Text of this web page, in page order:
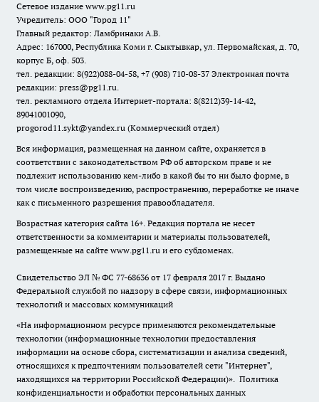
Сетевое издание www.pg11.ru
Учредитель: ООО "Город 11"
Главный редактор: Ламбринаки А.В.
Адрес: 167000, Республика Коми г. Сыктывкар, ул. Первомайская, д. 70,
корпус Б, оф. 503.
тел. редакции: 8(922)088-04-58, +7 (908) 710-08-37 Электронная почта
редакции: press@pg11.ru.
тел. рекламного отдела Интернет-портала: 8(8212)39-14-42,
89041001090,
progorod11.sykt@yandex.ru (Коммерческий отдел)
Вся информация, размещенная на данном сайте, охраняется в
соответствии с законодательством РФ об авторском праве и не
подлежит использованию кем-либо в какой бы то ни было форме, в
том числе воспроизведению, распространению, переработке не иначе
как с письменного разрешения правообладателя.
Возрастная категория сайта 16+. Редакция портала не несет
ответственности за комментарии и материалы пользователей,
размещенные на сайте www.pg11.ru и его субдоменах.
Свидетельство ЭЛ № ФС 77-68636 от 17 февраля 2017 г. Выдано
Федеральной службой по надзору в сфере связи, информационных
технологий и массовых коммуникаций
«На информационном ресурсе применяются рекомендательные
технологии (информационные технологии предоставления
информации на основе сбора, систематизации и анализа сведений,
относящихся к предпочтениям пользователей сети "Интернет",
находящихся на территории Российской Федерации)». Политика
конфиденциальности и обработки персональных данных